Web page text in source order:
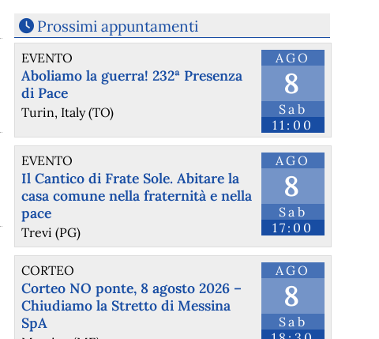
@travolax -
Ring of Kerry makes the whole drive worthwhile.
travel
Prossimi appuntamenti
AGO
8
Sab
11:00
EVENTO
Aboliamo la guerra! 232ª Presenza
di Pace
Turin, Italy (TO)
AGO
8
Sab
17:00
EVENTO
Il Cantico di Frate Sole. Abitare la
casa comune nella fraternità e nella
pace
Trevi (PG)
AGO
8
Sab
CORTEO
Corteo NO ponte, 8 agosto 2026 –
Chiudiamo la Stretto di Messina
SpA